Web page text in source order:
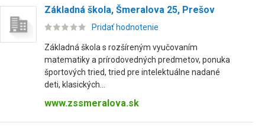
Základná škola, Šmeralova 25, Prešov
Pridať hodnotenie
Základná škola s rozšíreným vyučovaním
matematiky a prírodovedných predmetov, ponuka
športových tried, tried pre intelektuálne nadané
deti, klasických...
www.zssmeralova.sk